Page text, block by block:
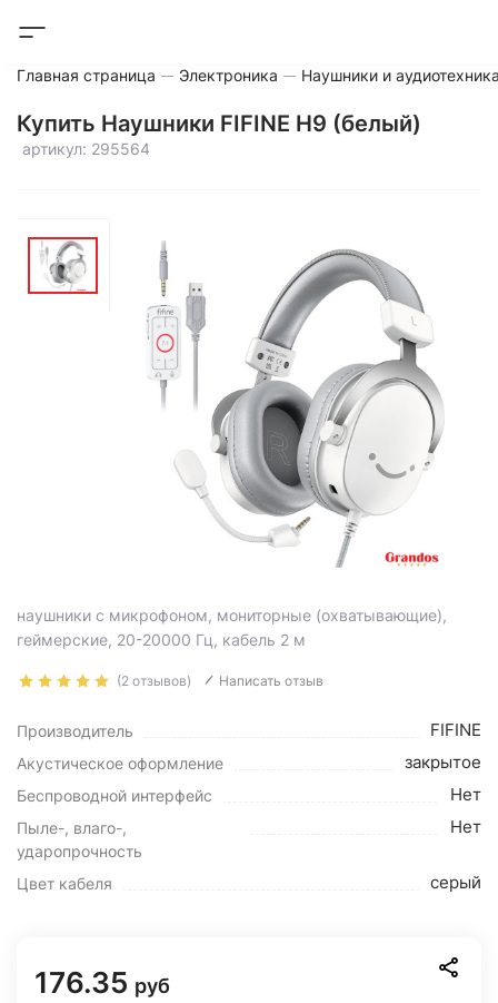
Главная страница Электроника Наушники и
Купить Наушники FIFINE H9 (белый)
артикул: 295564
наушники с микрофоном, мониторные (охватывающие),
геймерские, 20-20000 Гц, кабель 2 м
(2 отзывов) Написать отзыв
Производитель FIFINE
Акустическое оформление закрытое
Беспроводной интерфейс Нет
Пыле-, влаго-,
ударопрочность
Нет
Цвет кабеля серый
176.35 руб